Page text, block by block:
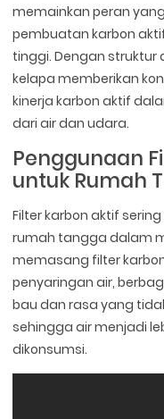
memainkan peran
pembuatan karbon
tinggi. Dengan struktur
kelapa memberikan
kinerja karbon aktif
dari air dan udara.
Penggunaan
untuk Rumah
Filter karbon aktif
rumah tangga dalam
memasang filter
penyaringan air,
bau dan rasa yang
sehingga air menjadi
dikonsumsi.